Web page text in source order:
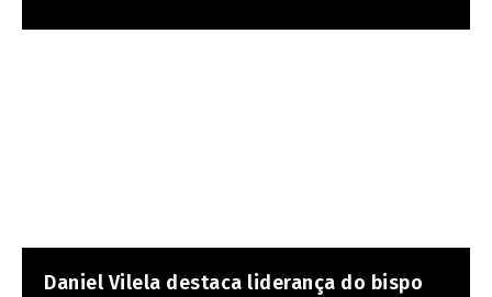
Daniel Vilela destaca liderança do bispo